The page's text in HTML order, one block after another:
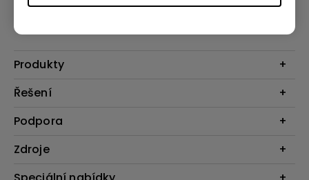
Přihlaste se k odběru
Produkty
Projektory
Osvětlení
Reproduktory
Řešení
Business
Výuka
Podpora
Konkatujte nás
Zdroje
Projekční kalkulátor